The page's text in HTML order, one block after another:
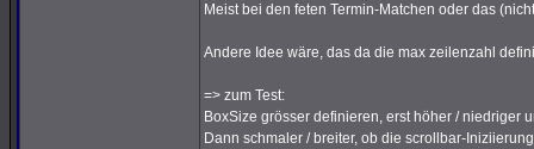
Meist bei den feten Termin-Matchen oder das
Andere Idee wäre, das da die max zeilenzahl
=> zum Test:
BoxSize grösser definieren, erst höher / niedriger
Dann schmaler / breiter, ob die scrollbar-